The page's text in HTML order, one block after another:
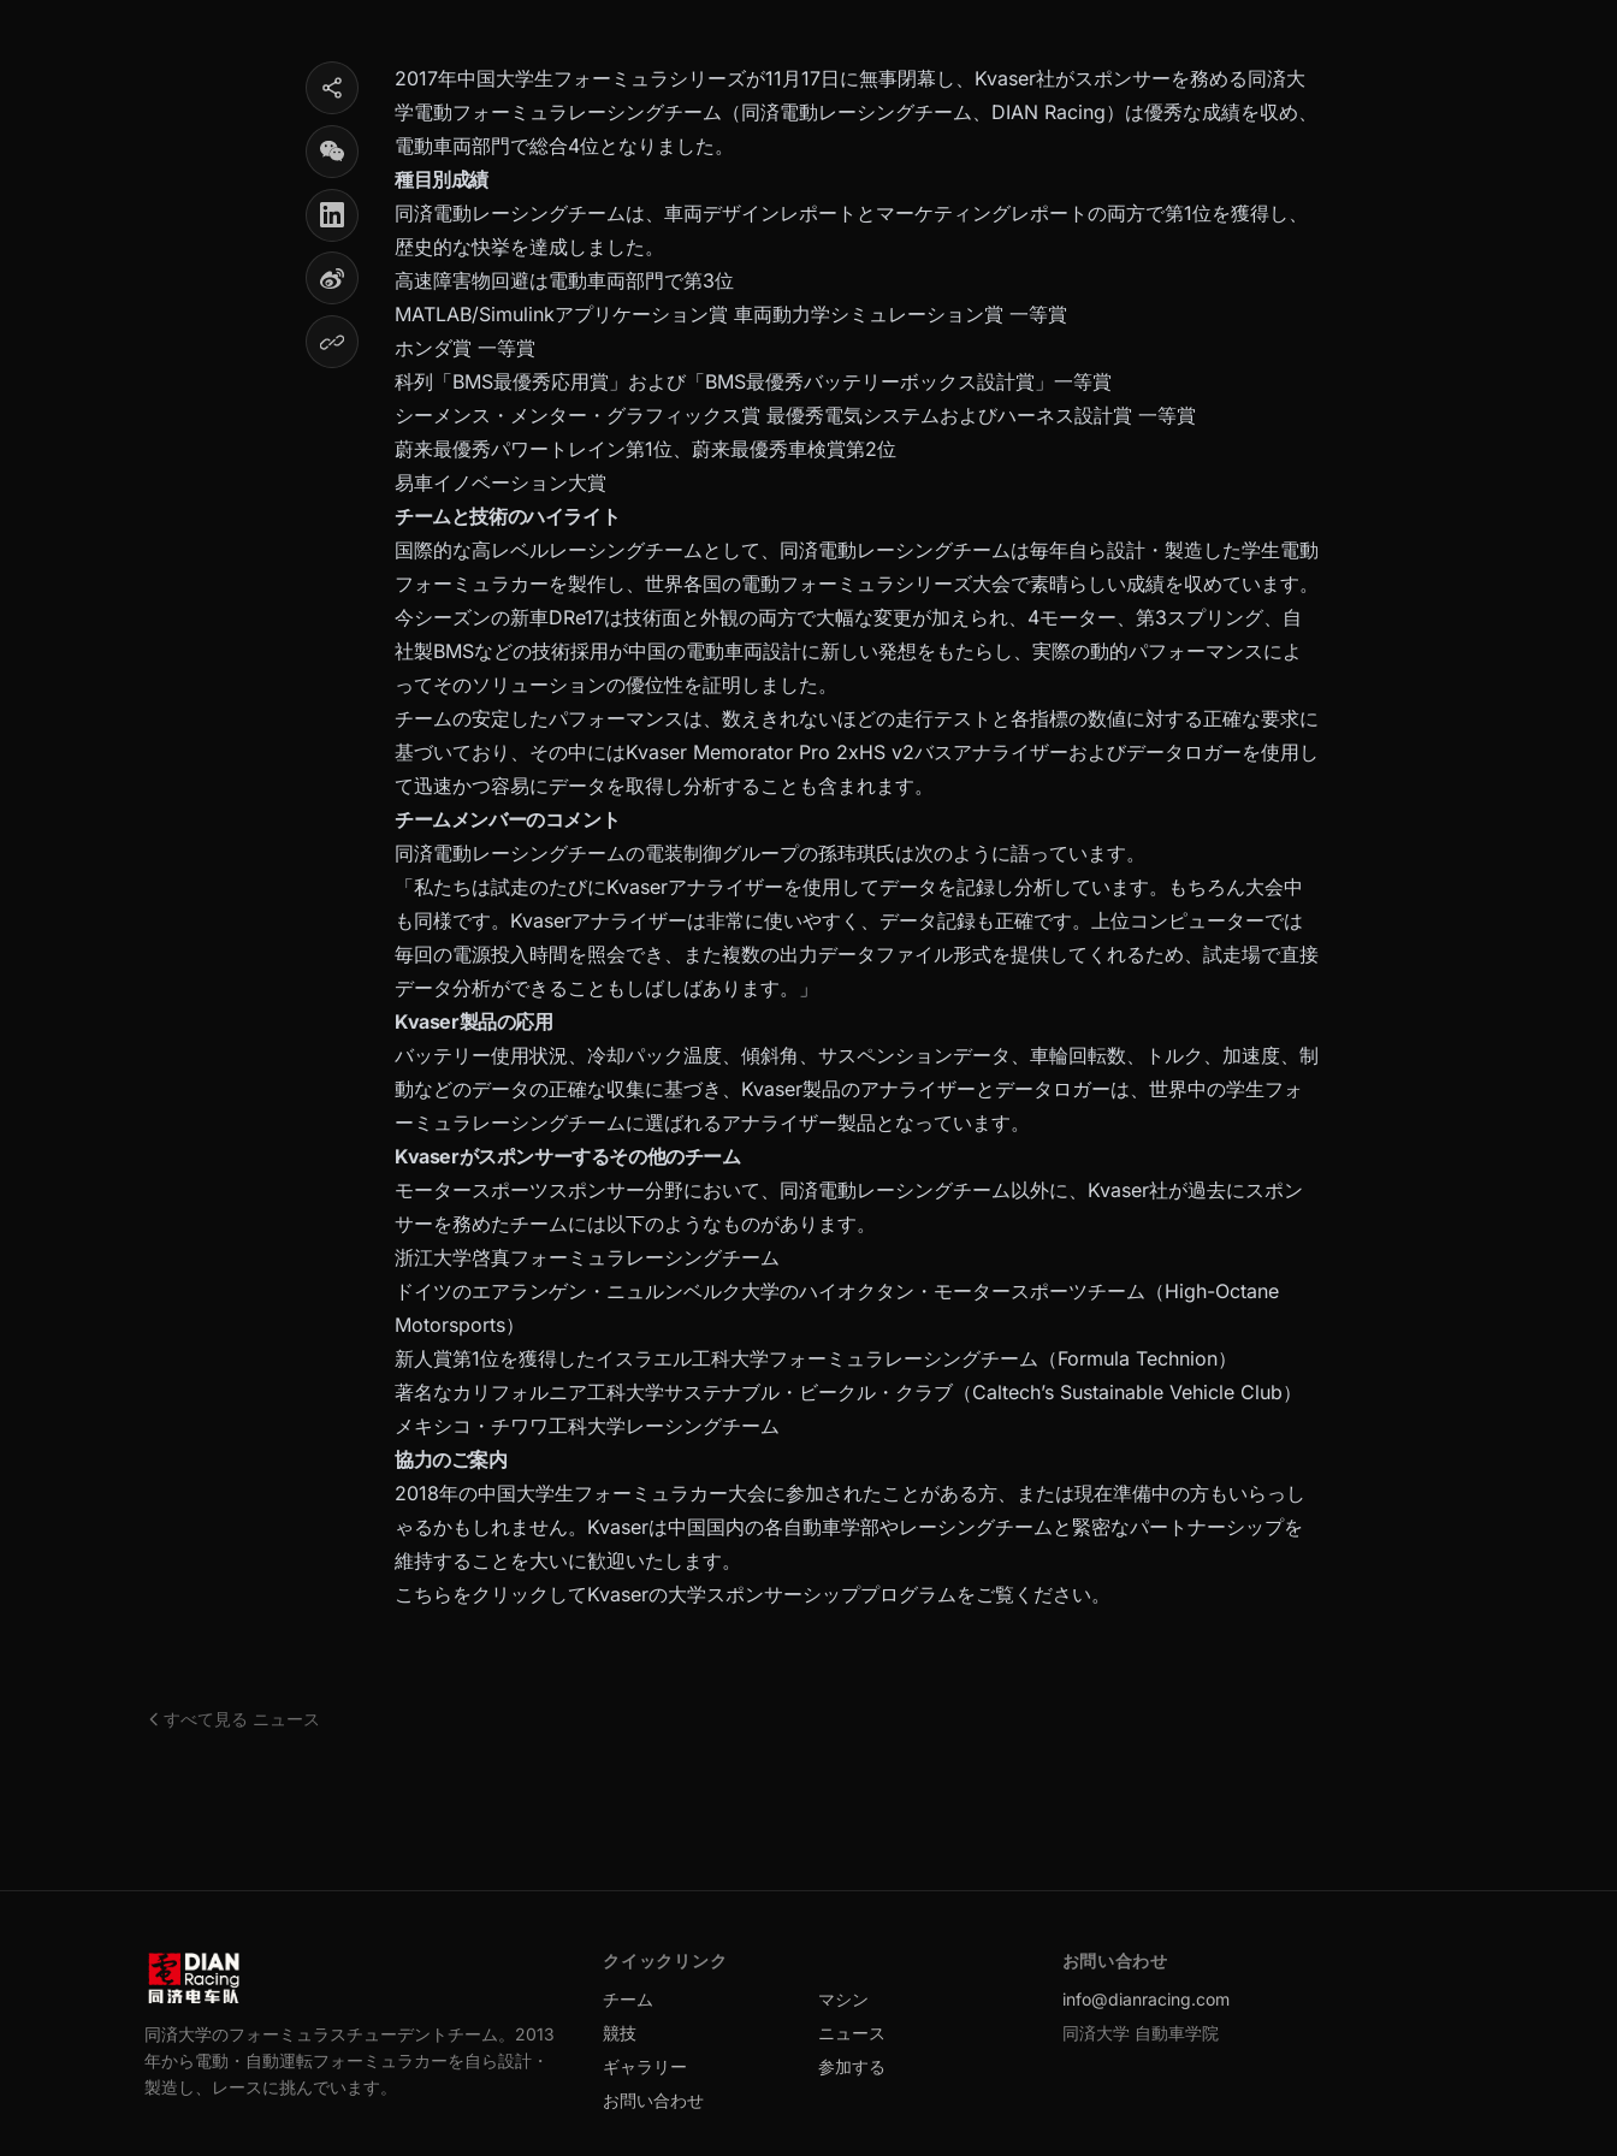
2017年中国大学生フォーミュラシリーズが11月17日に無事閉幕し、Kvaser社がスポンサーを務める同済大
学電動フォーミュラレーシングチーム（同済電動レーシングチーム、DIAN Racing）は優秀な成績を収め、
電動車両部門で総合4位となりました。
種目別成績
同済電動レーシングチームは、車両デザインレポートとマーケティングレポートの両方で第1位を獲得し、
歴史的な快挙を達成しました。
高速障害物回避は電動車両部門で第3位
MATLAB/Simulinkアプリケーション賞 車両動力学シミュレーション賞 一等賞
ホンダ賞 一等賞
科列「BMS最優秀応用賞」および「BMS最優秀バッテリーボックス設計賞」一等賞
シーメンス・メンター・グラフィックス賞 最優秀電気システムおよびハーネス設計賞 一等賞
蔚来最優秀パワートレイン第1位、蔚来最優秀車検賞第2位
易車イノベーション大賞
チームと技術のハイライト
国際的な高レベルレーシングチームとして、同済電動レーシングチームは毎年自ら設計・製造した学生電動
フォーミュラカーを製作し、世界各国の電動フォーミュラシリーズ大会で素晴らしい成績を収めています。
今シーズンの新車DRe17は技術面と外観の両方で大幅な変更が加えられ、4モーター、第3スプリング、自
社製BMSなどの技術採用が中国の電動車両設計に新しい発想をもたらし、実際の動的パフォーマンスによ
ってそのソリューションの優位性を証明しました。
チームの安定したパフォーマンスは、数えきれないほどの走行テストと各指標の数値に対する正確な要求に
基づいており、その中にはKvaser Memorator Pro 2xHS v2バスアナライザーおよびデータロガーを使用し
て迅速かつ容易にデータを取得し分析することも含まれます。
チームメンバーのコメント
同済電動レーシングチームの電装制御グループの孫玮琪氏は次のように語っています。
「私たちは試走のたびにKvaserアナライザーを使用してデータを記録し分析しています。もちろん大会中
も同様です。Kvaserアナライザーは非常に使いやすく、データ記録も正確です。上位コンピューターでは
毎回の電源投入時間を照会でき、また複数の出力データファイル形式を提供してくれるため、試走場で直接
データ分析ができることもしばしばあります。」
Kvaser製品の応用
バッテリー使用状況、冷却パック温度、傾斜角、サスペンションデータ、車輪回転数、トルク、加速度、制
動などのデータの正確な収集に基づき、Kvaser製品のアナライザーとデータロガーは、世界中の学生フォ
ーミュラレーシングチームに選ばれるアナライザー製品となっています。
Kvaserがスポンサーするその他のチーム
モータースポーツスポンサー分野において、同済電動レーシングチーム以外に、Kvaser社が過去にスポン
サーを務めたチームには以下のようなものがあります。
浙江大学啓真フォーミュラレーシングチーム
ドイツのエアランゲン・ニュルンベルク大学のハイオクタン・モータースポーツチーム（High-Octane
Motorsports）
新人賞第1位を獲得したイスラエル工科大学フォーミュラレーシングチーム（Formula Technion）
著名なカリフォルニア工科大学サステナブル・ビークル・クラブ（Caltech’s Sustainable Vehicle Club）
メキシコ・チワワ工科大学レーシングチーム
協力のご案内
2018年の中国大学生フォーミュラカー大会に参加されたことがある方、または現在準備中の方もいらっし
ゃるかもしれません。Kvaserは中国国内の各自動車学部やレーシングチームと緊密なパートナーシップを
維持することを大いに歓迎いたします。
こちらをクリックしてKvaserの大学スポンサーシッププログラムをご覧ください。
すべて見る ニュース
同済大学のフォーミュラスチューデントチーム。2013
年から電動・自動運転フォーミュラカーを自ら設計・
製造し、レースに挑んでいます。
クイックリンク
チーム
マシン
競技
ニュース
ギャラリー
参加する
お問い合わせ
お問い合わせ
info@dianracing.com
同済大学 自動車学院